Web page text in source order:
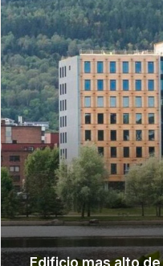
Edificio mas alto